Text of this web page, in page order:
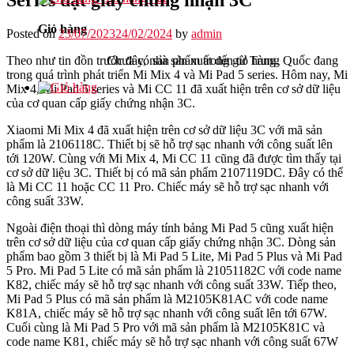
Giỏ hàng
Chưa có sản phẩm trong giỏ hàng.
Posted on23/07/202324/02/2024 by admin
Theo như tin đồn trước đây, nhà sản xuất đến từ Trung Quốc đang
trong quá trình phát triển Mi Mix 4 và Mi Pad 5 series. Hôm nay, Mi
Mix 4, Mi Pad 5 series và Mi CC 11 đã xuất hiện trên cơ sở dữ liệu
của cơ quan cấp giấy chứng nhận 3C.
Xiaomi Mi Mix 4 đã xuất hiện trên cơ sở dữ liệu 3C với mã sản
phẩm là 2106118C. Thiết bị sẽ hỗ trợ sạc nhanh với công suất lên
tới 120W. Cùng với Mi Mix 4, Mi CC 11 cũng đã được tìm thấy tại
cơ sở dữ liệu 3C. Thiết bị có mã sản phẩm 2107119DC. Đây có thể
là Mi CC 11 hoặc CC 11 Pro. Chiếc máy sẽ hỗ trợ sạc nhanh với
công suất 33W.
Ngoài điện thoại thì dòng máy tính bảng Mi Pad 5 cũng xuất hiện
trên cơ sở dữ liệu của cơ quan cấp giấy chứng nhận 3C. Dòng sản
phẩm bao gồm 3 thiết bị là Mi Pad 5 Lite, Mi Pad 5 Plus và Mi Pad
5 Pro. Mi Pad 5 Lite có mã sản phẩm là 21051182C với code name
K82, chiếc máy sẽ hỗ trợ sạc nhanh với công suất 33W. Tiếp theo,
Mi Pad 5 Plus có mã sản phẩm là M2105K81AC với code name
K81A, chiếc máy sẽ hỗ trợ sạc nhanh với công suất lên tới 67W.
Cuối cùng là Mi Pad 5 Pro với mã sản phẩm là M2105K81C và
code name K81, chiếc máy sẽ hỗ trợ sạc nhanh với công suất 67W